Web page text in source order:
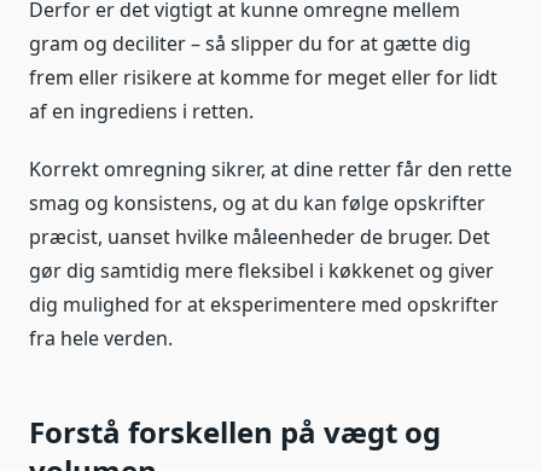
Derfor er det vigtigt at kunne omregne mellem
gram og deciliter – så slipper du for at gætte dig
frem eller risikere at komme for meget eller for lidt
af en ingrediens i retten.
Korrekt omregning sikrer, at dine retter får den rette
smag og konsistens, og at du kan følge opskrifter
præcist, uanset hvilke måleenheder de bruger. Det
gør dig samtidig mere fleksibel i køkkenet og giver
dig mulighed for at eksperimentere med opskrifter
fra hele verden.
Forstå forskellen på vægt og